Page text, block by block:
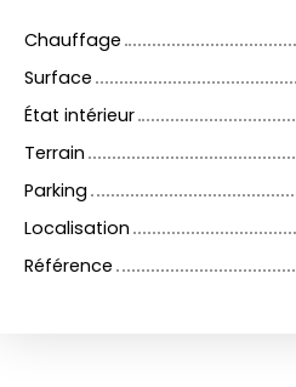
Chauffage
Surface
État intérieur
Terrain
Parking
Localisation
Référence